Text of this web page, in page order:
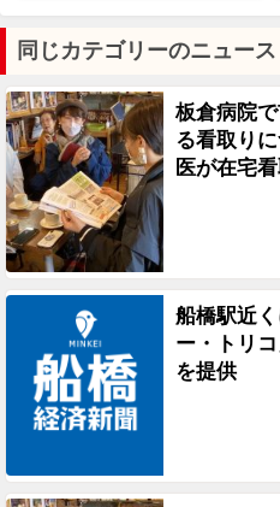
同じカテゴリーのニュース
板倉病院
る看取り
医が在宅
船橋駅近
ー・トリ
を提供